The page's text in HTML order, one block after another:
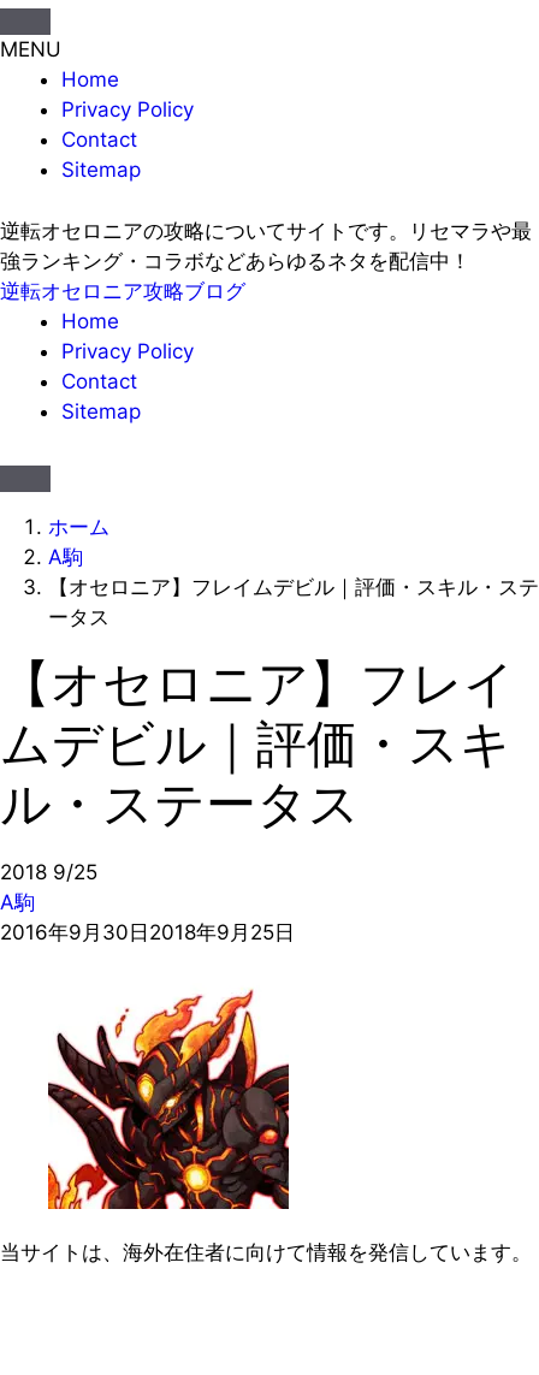
MENU
Home
Privacy Policy
Contact
Sitemap
逆転オセロニアの攻略についてサイトです。リセマラや最
強ランキング・コラボなどあらゆるネタを配信中！
逆転オセロニア攻略ブログ
Home
Privacy Policy
Contact
Sitemap
ホーム
A駒
【オセロニア】フレイムデビル｜評価・スキル・ステ
ータス
【オセロニア】フレイ
ムデビル｜評価・スキ
ル・ステータス
2018 9/25
A駒
2016年9月30日 2018年9月25日
当サイトは、海外在住者に向けて情報を発信しています。